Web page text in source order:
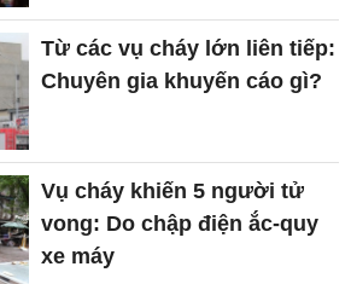
Từ các vụ cháy lớn liên tiếp:
Chuyên gia khuyến cáo gì?
Vụ cháy khiến 5 người tử
vong: Do chập điện ắc-quy
xe máy